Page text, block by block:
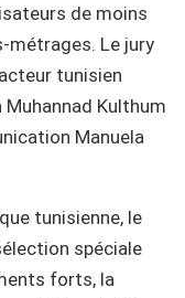
de moins
métrages. Le jury
tunisien
Kulthum
Manuela
tunisienne, le
spéciale
forts, la